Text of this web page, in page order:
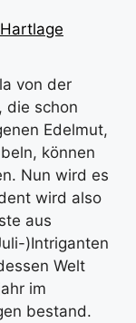
von der
die schon
Edelmut,
können
Nun wird es
wird also
aus
)Intriganten
Welt
im
bestand.